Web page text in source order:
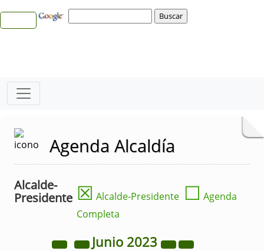
Agenda Alcaldía
Alcalde-
Presidente ☒ Alcalde-Presidente ☐ Agenda
Completa
Junio 2023